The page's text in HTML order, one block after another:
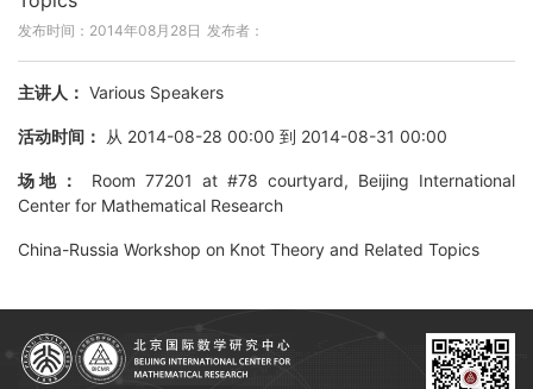
发布时间：2014年08月28日 发布者：
主讲人： Various Speakers
活动时间： 从 2014-08-28 00:00 到 2014-08-31 00:00
场地：
Room 77201 at #78 courtyard, Beijing International
Center for Mathematical Research
China-Russia Workshop on Knot Theory and Related Topics